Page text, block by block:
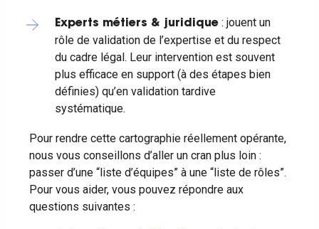
Experts métiers & juridique: jouent un
rôle de validation de l’expertise et du respect
du cadre légal. Leur intervention est souvent
plus efficace en support (à des étapes bien
définies) qu’en validation tardive
systématique.
Pour rendre cette cartographie réellement opérante,
nous vous conseillons d’aller un cran plus loin :
passer d’une “liste d’équipes” à une “liste de rôles”.
Pour vous aider, vous pouvez répondre aux
questions suivantes :